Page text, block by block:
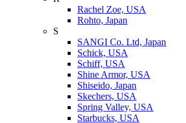
Rachel Zoe, USA
Rohto, Japan
S
SANGI Co. Ltd, Japan
Schick, USA
Schiff, USA
Shine Armor, USA
Shiseido, Japan
Skechers, USA
Spring Valley, USA
Starbucks, USA